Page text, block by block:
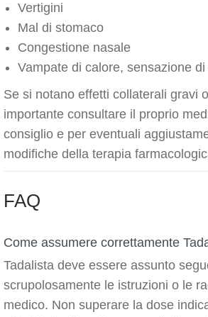
Vertigini
Mal di stomaco
Congestione nasale
Vampate di calore, sensazione
Se si notano effetti collaterali gravi
importante consultare il proprio
consiglio e per eventuali
modifiche della terapia
FAQ
Come assumere correttamente
Tadalista deve essere assunto
scrupolosamente le istruzioni o le
medico. Non superare la dose